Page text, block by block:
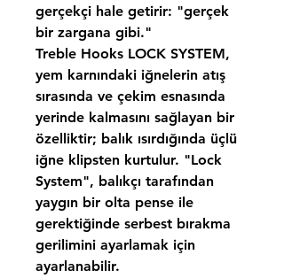
gerçekçi hale getirir: "gerçek
bir zargana gibi."
Treble Hooks LOCK SYSTEM,
yem karnındaki iğnelerin atış
sırasında ve çekim esnasında
yerinde kalmasını sağlayan bir
özelliktir; balık ısırdığında üçlü
iğne klipsten kurtulur. "Lock
System", balıkçı tarafından
yaygın bir olta pense ile
gerektiğinde serbest bırakma
gerilimini ayarlamak için
ayarlanabilir.